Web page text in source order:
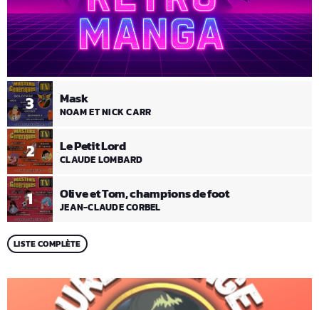
1 Olive et Tom, champions de foot
JEAN-CLAUDE CORBEL
2 Le Petit Lord
CLAUDE LOMBARD
3 Mask
NOAM ET NICK CARR
LISTE COMPLÈTE